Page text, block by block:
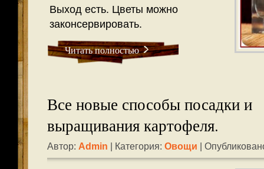
Выход есть. Цветы можно
законсервировать.
Читать полностью
Все новые способы посадки и
выращивания картофеля.
Автор: Admin | Категория: Овощи |